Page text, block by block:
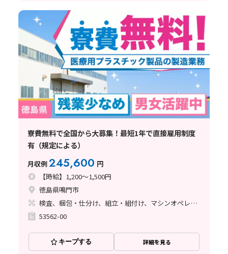
寮費無料で全国から大募集！最短1年で直接雇用制度
有（規定による）
月収例245,600 円
【時給】1,200～1,500円
徳島県鳴門市
検査、梱包・仕分け、組立・組付け、マシンオペレーター、クリーンルーム、立ち作業
53562-00
キープする 詳細を見る